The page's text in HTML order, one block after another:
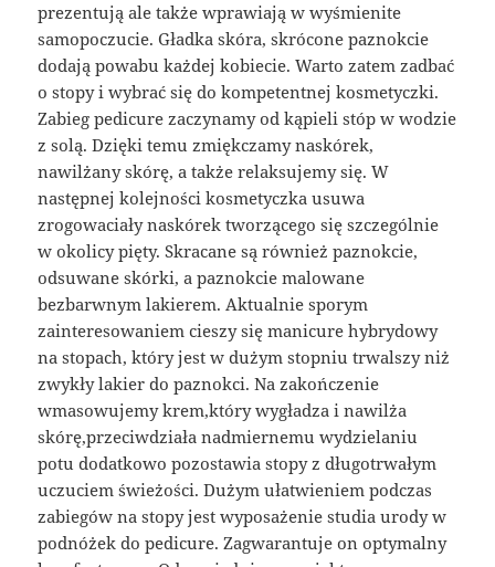
prezentują ale także wprawiają w wyśmienite
samopoczucie. Gładka skóra, skrócone paznokcie
dodają powabu każdej kobiecie. Warto zatem zadbać
o stopy i wybrać się do kompetentnej kosmetyczki.
Zabieg pedicure zaczynamy od kąpieli stóp w wodzie
z solą. Dzięki temu zmiękczamy naskórek,
nawilżany skórę, a także relaksujemy się. W
następnej kolejności kosmetyczka usuwa
zrogowaciały naskórek tworzącego się szczególnie
w okolicy pięty. Skracane są również paznokcie,
odsuwane skórki, a paznokcie malowane
bezbarwnym lakierem. Aktualnie sporym
zainteresowaniem cieszy się manicure hybrydowy
na stopach, który jest w dużym stopniu trwalszy niż
zwykły lakier do paznokci. Na zakończenie
wmasowujemy krem,który wygładza i nawilża
skórę,przeciwdziała nadmiernemu wydzielaniu
potu dodatkowo pozostawia stopy z długotrwałym
uczuciem świeżości. Dużym ułatwieniem podczas
zabiegów na stopy jest wyposażenie studia urody w
podnóżek do pedicure. Zagwarantuje on optymalny